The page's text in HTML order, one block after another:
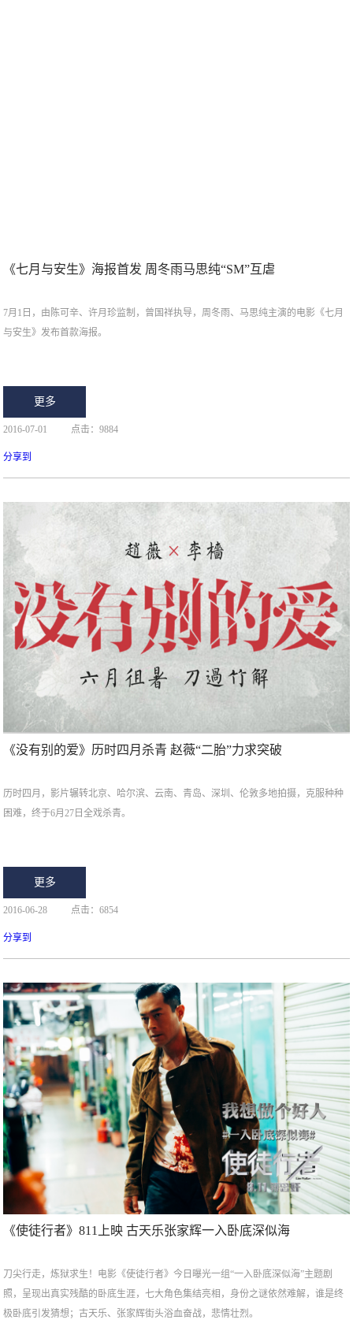
《七月与安生》海报首发 周冬雨马思纯“SM”互虐
7月1日，由陈可辛、许月珍监制，曾国祥执导，周冬雨、马思纯主演的电影《七月
与安生》发布首款海报。
更多
2016-07-01 点击：9884
分享到
《没有别的爱》历时四月杀青 赵薇“二胎”力求突破
历时四月，影片辗转北京、哈尔滨、云南、青岛、深圳、伦敦多地拍摄，克服种种
困难，终于6月27日全戏杀青。
更多
2016-06-28 点击：6854
分享到
《使徒行者》811上映 古天乐张家辉一入卧底深似海
刀尖行走，炼狱求生！电影《使徒行者》今日曝光一组“一入卧底深似海”主题剧
照，呈现出真实残酷的卧底生涯，七大角色集结亮相，身份之谜依然难解，谁是终
极卧底引发猜想；古天乐、张家辉街头浴血奋战，悲情壮烈。